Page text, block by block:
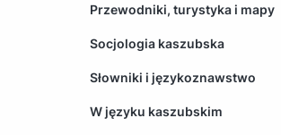
Przewodniki, turystyka i mapy
Socjologia kaszubska
Słowniki i językoznawstwo
W języku kaszubskim